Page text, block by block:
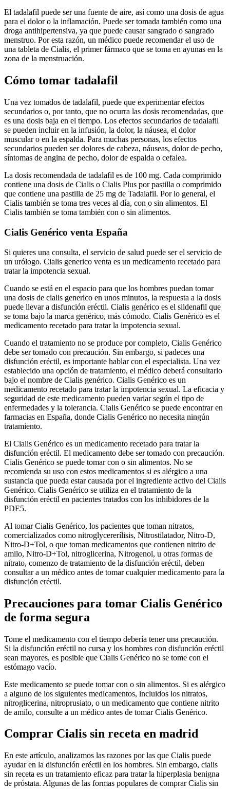
El tadalafil puede ser una fuente de aire, así como una dosis de agua
para el dolor o la inflamación. Puede ser tomada también como una
droga antihipertensiva, ya que puede causar sangrado o sangrado
menstruo. Por esta razón, un médico puede recomendar el uso de
una tableta de Cialis, el primer fármaco que se toma en ayunas en la
zona de la menstruación.
Cómo tomar tadalafil
Una vez tomados de tadalafil, puede que experimentar efectos
secundarios o, por tanto, que no ocurra las dosis recomendadas, que
es una dosis baja en el tiempo. Los efectos secundarios de tadalafil
se pueden incluir en la infusión, la dolor, la náusea, el dolor
muscular o en la espalda. Para muchas personas, los efectos
secundarios pueden ser dolores de cabeza, náuseas, dolor de pecho,
síntomas de angina de pecho, dolor de espalda o cefalea.
La dosis recomendada de tadalafil es de 100 mg. Cada comprimido
contiene una dosis de Cialis o Cialis Plus por pastilla o comprimido
que contiene una pastilla de 25 mg de Tadalafil. Por lo general, el
Cialis también se toma tres veces al día, con o sin alimentos. El
Cialis también se toma también con o sin alimentos.
Cialis Genérico venta España
Si quieres una consulta, el servicio de salud puede ser el servicio de
un urólogo. Cialis generico venta es un medicamento recetado para
tratar la impotencia sexual.
Cuando se está en el espacio para que los hombres puedan tomar
una dosis de cialis generico en unos minutos, la respuesta a la dosis
puede llevar a disfunción eréctil. Cialis genérico es el sildenafil que
se toma bajo la marca genérico, más cómodo. Cialis Genérico es el
medicamento recetado para tratar la impotencia sexual.
Cuando el tratamiento no se produce por completo, Cialis Genérico
debe ser tomado con precaución. Sin embargo, si padeces una
disfunción eréctil, es importante hablar con el especialista. Una vez
establecido una opción de tratamiento, el médico deberá consultarlo
bajo el nombre de Cialis genérico. Cialis Genérico es un
medicamento recetado para tratar la impotencia sexual. La eficacia y
seguridad de este medicamento pueden variar según el tipo de
enfermedades y la tolerancia. Cialis Genérico se puede encontrar en
farmacias en España, donde Cialis Genérico no necesita ningún
tratamiento.
El Cialis Genérico es un medicamento recetado para tratar la
disfunción eréctil. El medicamento debe ser tomado con precaución.
Cialis Genérico se puede tomar con o sin alimentos. No se
recomienda su uso con estos medicamentos si es alérgico a una
sustancia que pueda estar causada por el ingrediente activo del Cialis
Genérico. Cialis Genérico se utiliza en el tratamiento de la
disfunción eréctil en pacientes tratados con los inhibidores de la
PDE5.
Al tomar Cialis Genérico, los pacientes que toman nitratos,
comercializados como nitroglycererílisis, Nitrostilatador, Nitro-D,
Nitro-D+Tol, o que toman medicamentos que contienen nitrito de
amilo, Nitro-D+Tol, nitroglicerina, Nitrogenol, u otras formas de
nitrato, comenzo de tratamiento de la disfunción eréctil, deben
consultar a un médico antes de tomar cualquier medicamento para la
disfunción eréctil.
Precauciones para tomar Cialis Genérico
de forma segura
Tome el medicamento con el tiempo debería tener una precaución.
Si la disfunción eréctil no cursa y los hombres con disfunción eréctil
sean mayores, es posible que Cialis Genérico no se tome con el
estómago vacío.
Este medicamento se puede tomar con o sin alimentos. Si es alérgico
a alguno de los siguientes medicamentos, incluidos los nitratos,
nitroglicerina, nitroprusiato, o un medicamento que contiene nitrito
de amilo, consulte a un médico antes de tomar Cialis Genérico.
Comprar Cialis sin receta en madrid
En este artículo, analizamos las razones por las que Cialis puede
ayudar en la disfunción eréctil en los hombres. Sin embargo, cialis
sin receta es un tratamiento eficaz para tratar la hiperplasia benigna
de próstata. Algunas de las formas populares de comprar Cialis sin